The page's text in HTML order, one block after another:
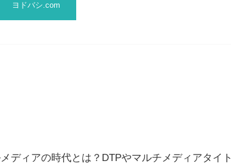
ヨドバシ.com
ディアの時代とは？DTPやマルチメディアタイト